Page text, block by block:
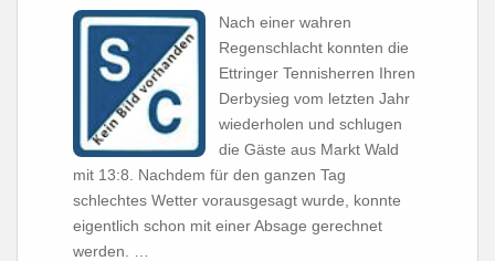
Nach einer wahren
Regenschlacht konnten die
Ettringer Tennisherren Ihren
Derbysieg vom letzten Jahr
wiederholen und schlugen
die Gäste aus Markt Wald
mit 13:8. Nachdem für den ganzen Tag
schlechtes Wetter vorausgesagt wurde, konnte
eigentlich schon mit einer Absage gerechnet
werden. …